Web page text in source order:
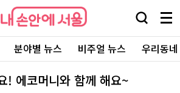
내
손
에
울
검
창
열
기
메
뉴
전
체
보
분야별 뉴스 비주얼 뉴스 우리동
! 에코머니와 함께 해요~